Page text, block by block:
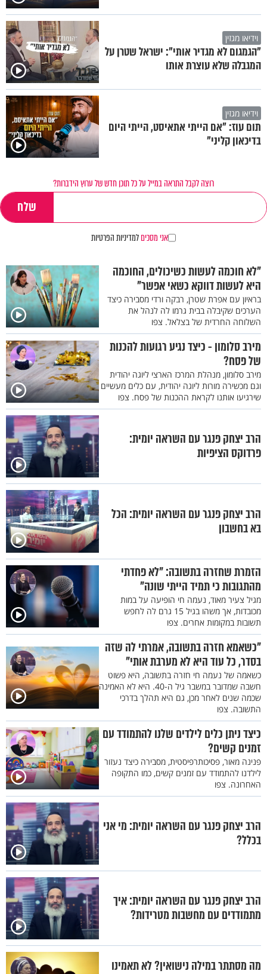
וידיאו מגזין
"הגמגום לא מגדיר אותי": ישראל שטרן על
המגבלה שלא עוצרת אותו
וידיאו מגזין
תום עוז: "אם הייתי אתאיסט, הייתי היום
בדיכאון קליני"
רוצה לקבל התראה במייל על כל תוכן חדש של ערוץ הידברות?
אני מסכיםלמדיניות הפרטיות
"לא חוכמה לעשות כשיכולים, החוכמה
היא לעשות דווקא כשאי אפשר"
בראיון עם אפרת שטרן, רבקה ורדי מסבירה כיצד
הערכים שקיבלה בבית גרמו לה לנהל את
השלוחה החרדית של בצלאל. צפו
מירב סלומון - כיצד נגיע רגועות להכנות
של פסח?
מירב סלומון, מנהלת המרכז הארצי ליוגה יהודית
וגם מכשירה מורות ליוגה יהודית, עם כלים מעשיים
שירגיעו אותנו לקראת ההכנות של פסח. צפו
הרב יצחק פנגר עם השראה יומית:
פרדוקס הציפיות
הרב יצחק פנגר עם השראה יומית: הכל
בא בחשבון
הזמרת שחזרה בתשובה: "לא פחדתי
מהתגובות כי תמיד הייתי שונה"
מגיל צעיר מאוד, נעמה חי הופיעה על במות
מכובדות, אך משהו בגיל 15 גרם לה לחפש
תשובות במקומות אחרים. צפו
"כשאמא חזרה בתשובה, אמרתי לה שזה
בסדר, כל עוד היא לא מערבת אותי"
כשאמה של נעמה חי חזרה בתשובה, היא פשוט
חשבה שמדובר במשבר גיל ה-40. היא לא האמינה
שכמה שנים לאחר מכן, גם היא תהלך בדרכי
התשובה. צפו
כיצד ניתן כלים לילדים שלנו להתמודד עם
זמנים קשים?
פנינה מאור, פסיכותרפיסטית, מסבירה כיצד נעזור
לילדנו להתמודד עם זמנים קשים, כמו התקופה
האחרונה. צפו
הרב יצחק פנגר עם השראה יומית: מי אני
בכלל?
הרב יצחק פנגר עם השראה יומית: איך
מתמודדים עם מחשבות מטרידות?
מה מסתתר במילה נישואין? לא תאמינו